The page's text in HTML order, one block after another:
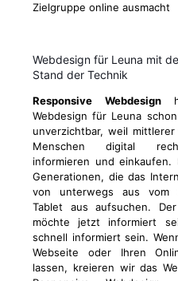
Zielgruppe online ausmacht
Webdesign für Leuna mit
Stand der Technik
Responsive Webdesign
Webdesign für Leuna
unverzichtbar, weil mittlerer
Menschen digital
informieren und
Generationen, die das
von unterwegs aus vom
Tablet aus aufsuchen.
möchte jetzt informiert
schnell informiert sein.
Webseite oder Ihren
lassen, kreieren wir das